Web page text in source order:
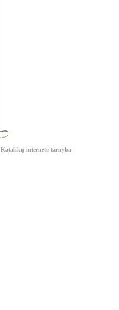
Katalikų interneto tarnyba